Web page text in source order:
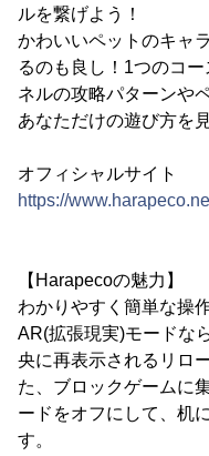
ルを繋げよう！
かわいいペットのキャ
るのも良し！1つのコ
ネルの攻略パターンや
あなただけの遊び方を
オフィシャルサイト
https://
【Harapecoの魅力】
わかりやすく簡単な操
AR(拡張現実)モードな
央に再表示されるリロ
た、ブロックゲームに
ードをオフにして、机
す。